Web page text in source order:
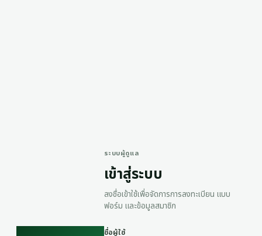
ระบบผู้ดูแล
เข้าสู่ระบบ
ลงชื่อเข้าใช้เพื่อจัดการการลงทะเบียน แบบ
ฟอร์ม และข้อมูลสมาชิก
ชื่อผู้ใช้